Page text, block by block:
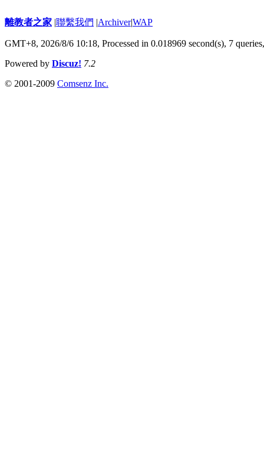
離教者之家 |聯繫我們 |Archiver|WAP
GMT+8, 2026/8/6 10:18, Processed in 0.018969 second(s), 7
Powered by Discuz! 7.2
© 2001-2009 Comsenz Inc.